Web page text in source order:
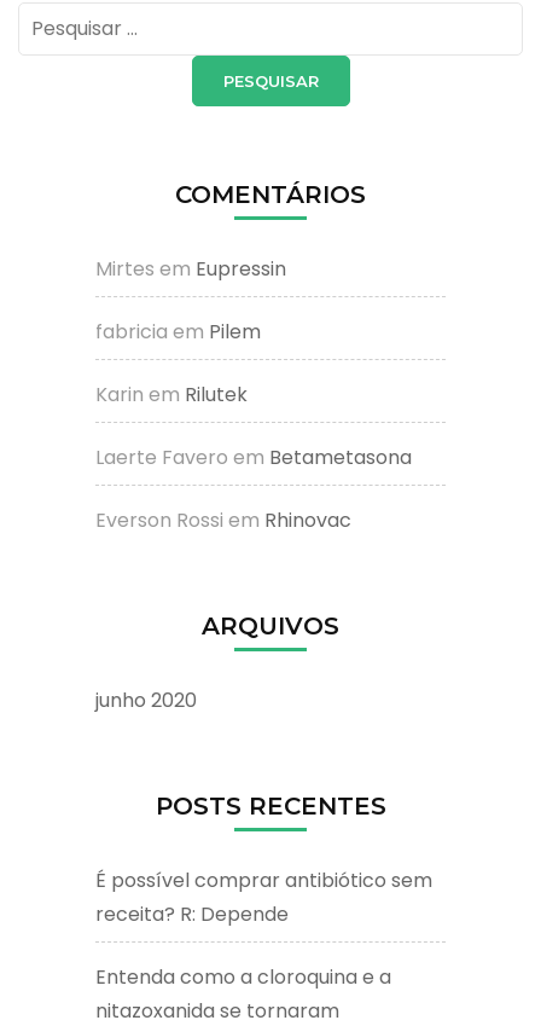
Pesquisar
por:
COMENTÁRIOS
Mirtes em Eupressin
fabricia em Pilem
Karin em Rilutek
Laerte Favero em Betametasona
Everson Rossi em Rhinovac
ARQUIVOS
junho 2020
POSTS RECENTES
É possível comprar antibiótico sem
receita? R: Depende
Entenda como a cloroquina e a
nitazoxanida se tornaram